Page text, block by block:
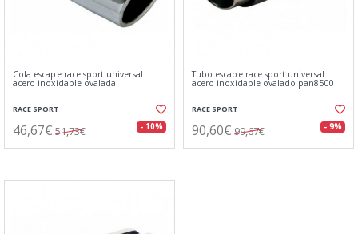
Cola escape race sport universal
acero inoxidable ovalada
RACE SPORT
46,67€ 51,73€ - 10%
Tubo escape race sport universal
acero inoxidable ovalado pan8500
RACE SPORT
90,60€ 99,67€ - 9%